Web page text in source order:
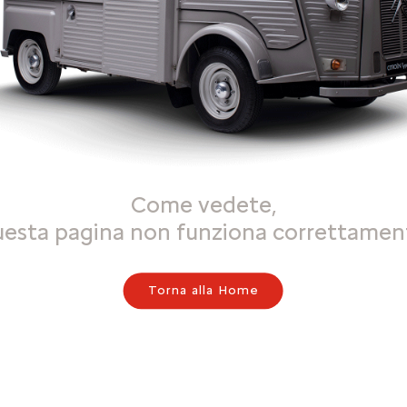
Come vedete,
pagina non funziona
Torna alla Home